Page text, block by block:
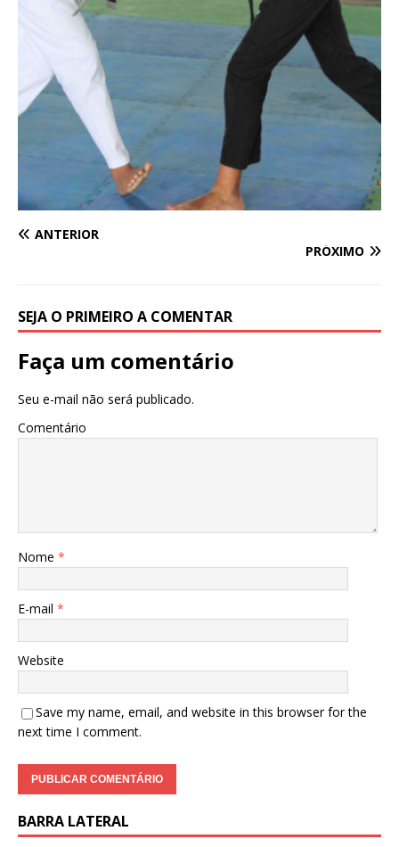
ANTERIOR
PRÓXIMO
SEJA O PRIMEIRO A COMENTAR
Faça um comentário
Seu e-mail não será publicado.
Comentário
Nome *
E-mail *
Website
Save my name, email, and website in this browser for the
next time I comment.
BARRA LATERAL